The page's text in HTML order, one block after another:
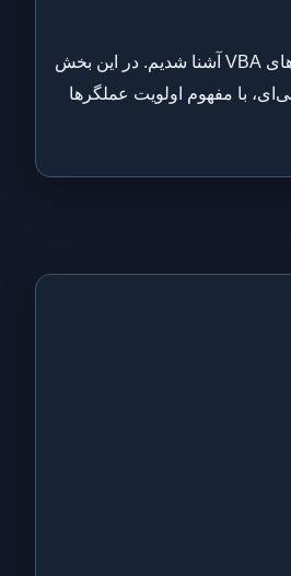
در آموزش قبلی با عملگرهای VBA آشنا شدیم. در این بخش
با مفهوم اولویت عملگرها